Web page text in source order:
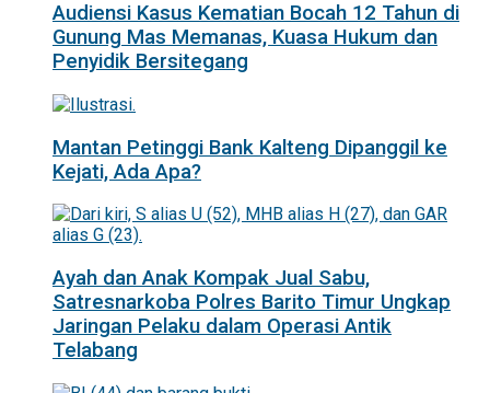
Audiensi Kasus Kematian Bocah 12 Tahun di
Gunung Mas Memanas, Kuasa Hukum dan
Penyidik Bersitegang
Mantan Petinggi Bank Kalteng Dipanggil ke
Kejati, Ada Apa?
Ayah dan Anak Kompak Jual Sabu,
Satresnarkoba Polres Barito Timur Ungkap
Jaringan Pelaku dalam Operasi Antik
Telabang